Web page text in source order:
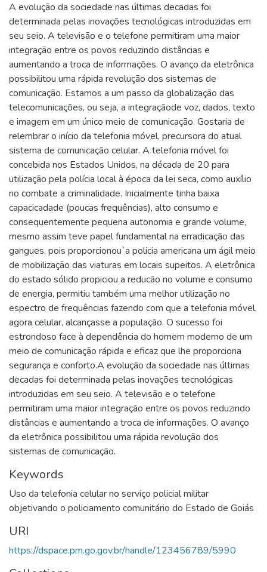
A evolução da sociedade nas últimas decadas foi
determinada pelas inovações tecnológicas introduzidas em
seu seio. A televisão e o telefone permitiram uma maior
integração entre os povos reduzindo distâncias e
aumentando a troca de informações. O avanço da eletrônicа
possibilitou uma rápida revolução dos sistemas de
comunicação. Estamos a um passo da globalização das
telecomunicações, ou seja, a integraçãode voz, dados, texto
e imagem em um único meio de comunicação. Gostaria de
relembrar o início da telefonia móvel, precursora do atual
sistema de comunicação celular. A telefonia móvel foi
concebida nos Estados Unidos, na década de 20 para
utilização pela polícia local à época da lei seca, como auxílio
no combate a criminalidade. Inicialmente tinha baixa
capacicadade (poucas frequências), alto consumo e
consequentemente pequena autonomia e grande volume,
mesmo assim teve papel fundamental na erradicação das
gangues, pois proporcionou`a policia americana um ágil meio
de mobilização das viaturas em locais supeitos. A eletrônica
do estado sólido propiciou a reducão no volume e consumo
de energia, permitiu também uma melhor utilização no
espectro de frequências fazendo com que a telefonia móvel,
agora celular, alcançasse a população. O sucesso foi
estrondoso face à dependência do homem moderno de um
meio de comunicação rápida e eficaz que lhe proporciona
segurança е conforto.A evolução da sociedade nas últimas
decadas foi determinada pelas inovações tecnológicas
introduzidas em seu seio. A televisão e o telefone
permitiram uma maior integração entre os povos reduzindo
distâncias e aumentando a troca de informações. O avanço
da eletrônicа possibilitou uma rápida revolução dos
sistemas de comunicação.
Keywords
Uso da telefonia celular no serviço policial militar
objetivando o policiamento comunitário do Estado de Goiás
URI
https://dspace.pm.go.gov.br/handle/123456789/5990